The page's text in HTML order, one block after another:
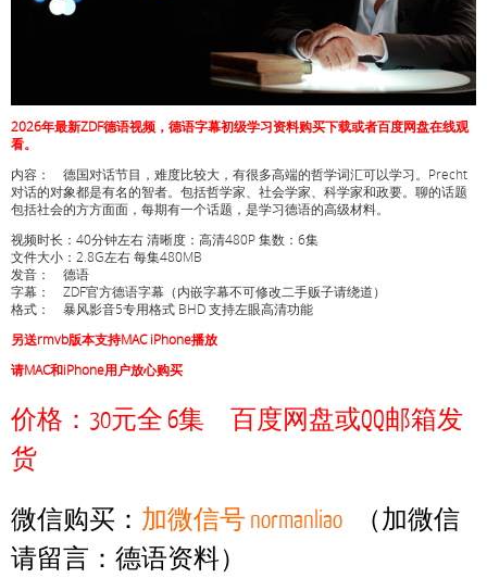
2026年最新ZDF德语视频，德语字幕初级学习资料购买下载或者百度网盘在线观
看。
内容： 德国对话节目，难度比较大，有很多高端的哲学词汇可以学习。Precht
对话的对象都是有名的智者。包括哲学家、社会学家、科学家和政要。聊的话题
包括社会的方方面面，每期有一个话题，是学习德语的高级材料。
视频时长：40分钟左右 清晰度：高清480P 集数：6集
文件大小：2.8G左右 每集480MB
发音： 德语
字幕： ZDF官方德语字幕（内嵌字幕不可修改二手贩子请绕道）
格式： 暴风影音5专用格式 BHD 支持左眼高清功能
另送rmvb版本支持MAC iPhone播放
请MAC和iPhone用户放心购买
价格：30元全 6集 百度网盘或QQ邮箱发
货
微信购买： 加微信号 normanliao
（加微信
请留言：德语资料）